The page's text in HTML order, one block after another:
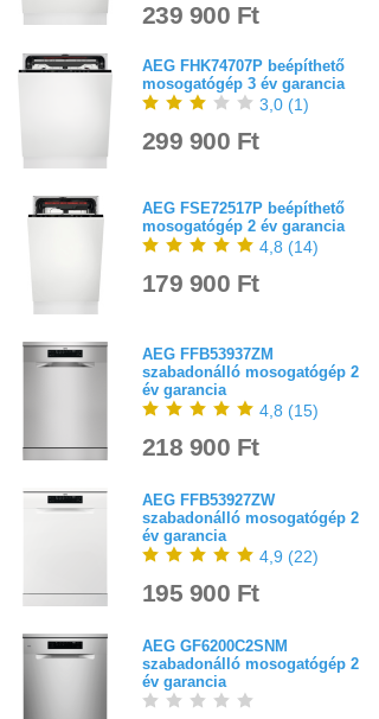
239 900 Ft
AEG FHK74707P beépíthető
mosogatógép 3 év garancia
3,0 (1)
299 900 Ft
AEG FSE72517P beépíthető
mosogatógép 2 év garancia
4,8 (14)
179 900 Ft
AEG FFB53937ZM
szabadonálló mosogatógép 2
év garancia
4,8 (15)
218 900 Ft
AEG FFB53927ZW
szabadonálló mosogatógép 2
év garancia
4,9 (22)
195 900 Ft
AEG GF6200C2SNM
szabadonálló mosogatógép 2
év garancia